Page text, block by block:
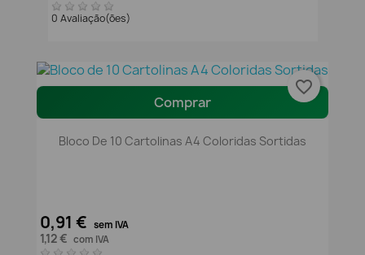
0 Avaliação(ões)
Comprar
Bloco De 10 Cartolinas A4 Coloridas Sortidas
0,91 € sem IVA
1,12 € com IVA
favorite_border